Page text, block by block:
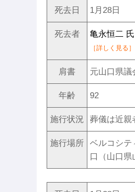
死去日 1月28日
死去者 亀永恒二 氏
［詳しく見る］
肩書 元山口県議
年齢 92
施行状況 葬儀は近親
施行場所
ベルコシテ
口（山口県